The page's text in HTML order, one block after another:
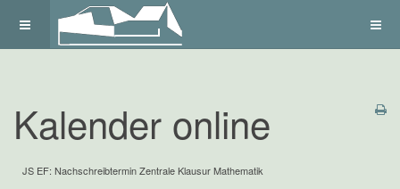
Kalender online
JS EF: Nachschreibtermin Zentrale Klausur Mathematik